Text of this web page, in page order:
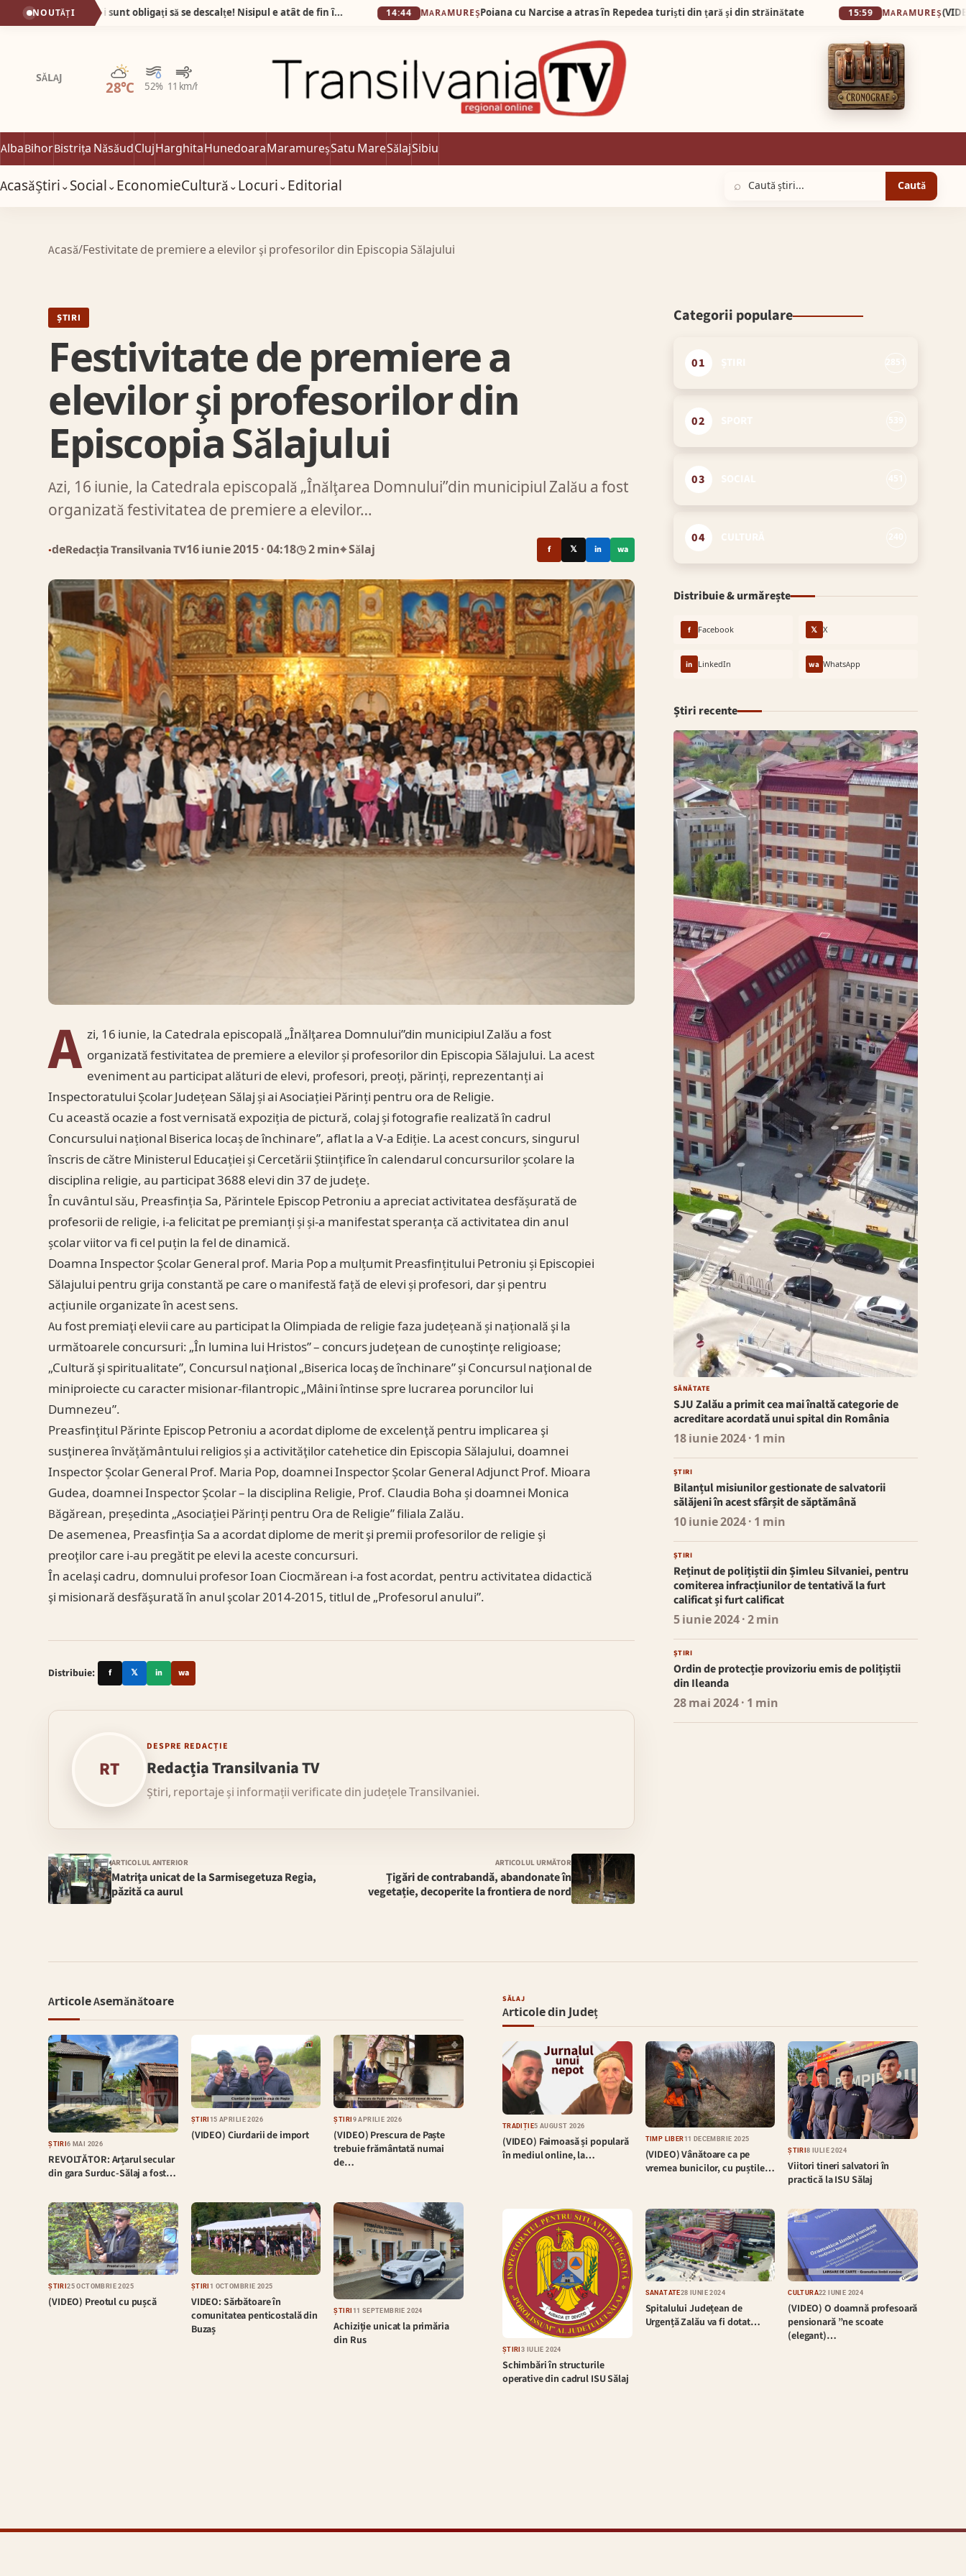
NOUTĂȚI Plaja din Tunisia unde turiștii sunt obligați să se descalțe! Nisipul e atât de fin încât pare cernut prin sită! 14:44 MARAMUREȘPoiana cu Narcise a atras în Repedea turiști din țară și din străinătate 15:59 MARAMUREȘ(VIDEO) ”Io-s
SĂLAJ
28°C 52% 11 km/h
Parțial noros
AlbaBihorBistrița NăsăudClujHarghitaHunedoaraMaramureșSatu MareSălajSibiu
AcasăȘtiri⌄Social⌄EconomieCultură⌄Locuri⌄Editorial ⌕ Caută
Acasă/Festivitate de premiere a elevilor şi profesorilor din Episcopia Sălajului
ȘTIRI
Festivitate de premiere a
elevilor şi profesorilor din
Episcopia Sălajului
Azi, 16 iunie, la Catedrala episcopală „Înălţarea Domnului”din municipiul Zalău a fost
organizată festivitatea de premiere a elevilor…
●deRedacția Transilvania TV16 iunie 2015· 04:18◷ 2 min⌖ Sălaj f 𝕏 in wa
A zi, 16 iunie, la Catedrala episcopală „Înălţarea Domnului”din municipiul Zalău a fost
organizată festivitatea de premiere a elevilor și profesorilor din Episcopia Sălajului. La acest
eveniment au participat alături de elevi, profesori, preoți, părinți, reprezentanți ai
Inspectoratului Școlar Județean Sălaj și ai Asociației Părinți pentru ora de Religie.
Cu această ocazie a fost vernisată expoziția de pictură, colaj și fotografie realizată în cadrul
Concursului național Biserica locaș de închinare”, aflat la a V-a Ediție. La acest concurs, singurul
înscris de către Ministerul Educației și Cercetării Științifice în calendarul concursurilor școlare la
disciplina religie, au participat 3688 elevi din 37 de județe.
În cuvântul său, Preasfinția Sa, Părintele Episcop Petroniu a apreciat activitatea desfășurată de
profesorii de religie, i-a felicitat pe premianți și și-a manifestat speranța că activitatea din anul
școlar viitor va fi cel puțin la fel de dinamică.
Doamna Inspector Școlar General prof. Maria Pop a mulțumit Preasfințitului Petroniu și Episcopiei
Sălajului pentru grija constantă pe care o manifestă față de elevi și profesori, dar și pentru
acțiunile organizate în acest sens.
Au fost premiaţi elevii care au participat la Olimpiada de religie faza județeană și națională şi la
următoarele concursuri: „În lumina lui Hristos” – concurs judeţean de cunoştinţe religioase;
„Cultură şi spiritualitate”, Concursul naţional „Biserica locaş de închinare” și Concursul naţional de
miniproiecte cu caracter misionar-filantropic „Mâini întinse spre lucrarea poruncilor lui
Dumnezeu”.
Preasfinţitul Părinte Episcop Petroniu a acordat diplome de excelenţă pentru implicarea şi
susţinerea învățământului religios și a activităţilor catehetice din Episcopia Sălajului, doamnei
Inspector Școlar General Prof. Maria Pop, doamnei Inspector Școlar General Adjunct Prof. Mioara
Gudea, doamnei Inspector Școlar – la disciplina Religie, Prof. Claudia Boha și doamnei Monica
Băgărean, președinta „Asociației Părinți pentru Ora de Religie” filiala Zalău.
De asemenea, Preasfinţia Sa a acordat diplome de merit şi premii profesorilor de religie şi
preoţilor care i-au pregătit pe elevi la aceste concursuri.
În acelaşi cadru, domnului profesor Ioan Ciocmărean i-a fost acordat, pentru activitatea didactică
şi misionară desfăşurată în anul şcolar 2014-2015, titlul de „Profesorul anului”.
Distribuie: f 𝕏 in wa
RT
DESPRE REDACȚIE
Redacția Transilvania TV
Știri, reportaje și informații verificate din județele Transilvaniei.
ARTICOLUL ANTERIOR
Matriţa unicat de la Sarmisegetuza Regia,
păzită ca aurul
ARTICOLUL URMĂTOR
Țigări de contrabandă, abandonate în
vegetație, decoperite la frontiera de nord
Categorii populare
01
02
03
04
Distribuie & urmărește
f Facebook 𝕏 X
in LinkedIn wa WhatsApp
Știri recente
SĂNĂTATE
SJU Zalău a primit cea mai înaltă categorie de
acreditare acordată unui spital din România
18 iunie 2024· 1 min
ȘTIRI
Bilanțul misiunilor gestionate de salvatorii
sălăjeni în acest sfârșit de săptămână
10 iunie 2024· 1 min
ȘTIRI
Reținut de polițiștii din Șimleu Silvaniei, pentru
comiterea infracțiunilor de tentativă la furt
calificat și furt calificat
5 iunie 2024· 2 min
ȘTIRI
Ordin de protecție provizoriu emis de polițiștii
din Ileanda
28 mai 2024· 1 min
Articole Asemănătoare
ȘTIRI6 MAI 2026
REVOLTĂTOR: Arțarul secular
din gara Surduc-Sălaj a fost…
ȘTIRI 15 APRILIE 2026
(VIDEO) Ciurdarii de import
ȘTIRI 9 APRILIE 2026
(VIDEO) Prescura de Paște
trebuie frământată numai
de…
ȘTIRI25 OCTOMBRIE 2025
(VIDEO) Preotul cu pușcă
ȘTIRI 1 OCTOMBRIE 2025
VIDEO: Sărbătoare în
comunitatea penticostală din
Buzaș
ȘTIRI 11 SEPTEMBRIE 2024
Achiziție unicat la primăria
din Rus
SĂLAJ
Articole din Județ
TRADIȚIE5 AUGUST 2026
(VIDEO) Faimoasă și populară
în mediul online, la…
TIMP LIBER11 DECEMBRIE 2025
(VIDEO) Vânătoare ca pe
vremea bunicilor, cu puștile…
ȘTIRI8 IULIE 2024
Viitori tineri salvatori în
practică la ISU Sălaj
ȘTIRI 3 IULIE 2024
Schimbări în structurile
operative din cadrul ISU Sălaj
SĂNĂTATE28 IUNIE 2024
Spitalului Județean de
Urgență Zalău va fi dotat…
CULTURĂ22 IUNIE 2024
(VIDEO) O doamnă profesoară
pensionară ”ne scoate
(elegant)…